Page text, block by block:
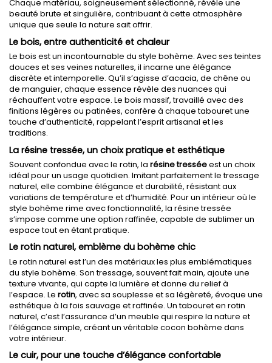
Chaque matériau, soigneusement sélectionné, révèle une
beauté brute et singulière, contribuant à cette atmosphère
unique que seule la nature sait offrir.
Le bois, entre authenticité et chaleur
Le bois est un incontournable du style bohème. Avec ses teintes
douces et ses veines naturelles, il incarne une élégance
discrète et intemporelle. Qu’il s’agisse d’acacia, de chêne ou
de manguier, chaque essence révèle des nuances qui
réchauffent votre espace. Le bois massif, travaillé avec des
finitions légères ou patinées, confère à chaque tabouret une
touche d’authenticité, rappelant l’esprit artisanal et les
traditions.
La résine tressée, un choix pratique et esthétique
Souvent confondue avec le rotin, la résine tresséeest un choix
idéal pour un usage quotidien. Imitant parfaitement le tressage
naturel, elle combine élégance et durabilité, résistant aux
variations de température et d’humidité. Pour un intérieur où le
style bohème rime avec fonctionnalité, la résine tressée
s’impose comme une option raffinée, capable de sublimer un
espace tout en étant pratique.
Le rotin naturel, emblème du bohème chic
Le rotin naturel est l’un des matériaux les plus emblématiques
du style bohème. Son tressage, souvent fait main, ajoute une
texture vivante, qui capte la lumière et donne du relief à
l’espace. Le rotin, avec sa souplesse et sa légèreté, évoque une
esthétique à la fois sauvage et raffinée. Un tabouret en rotin
naturel, c’est l’assurance d’un meuble qui respire la nature et
l’élégance simple, créant un véritable cocon bohème dans
votre intérieur.
Le cuir, pour une touche d’élégance confortable